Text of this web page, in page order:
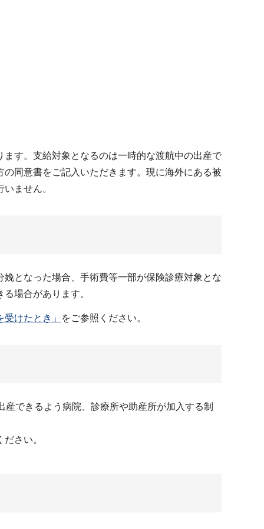
す。支給対象となるのは一時的な渡航中の出産で
同意書をご記入いただきます。現に海外にある被
ません。
となった場合、手術費等一部が保険診療対象とな
場合があります。
けたとき」 をご参照ください。
できるよう病院、診療所や助産所が加入する制
さい。